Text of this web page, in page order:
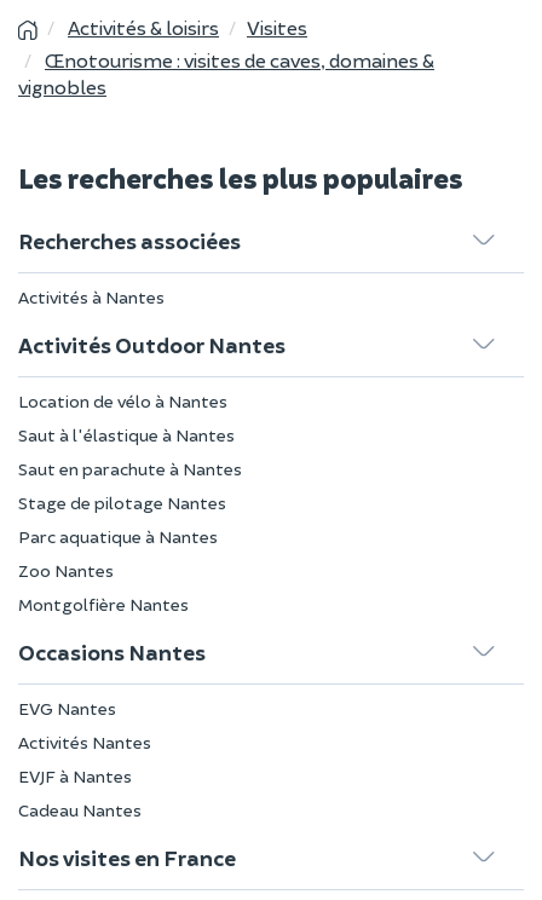
Activités & loisirs
Visites
Œnotourisme : visites de caves, domaines &
vignobles
Les recherches les plus populaires
Recherches associées
Activités à Nantes
Activités Outdoor Nantes
Location de vélo à Nantes
Saut à l'élastique à Nantes
Saut en parachute à Nantes
Stage de pilotage Nantes
Parc aquatique à Nantes
Zoo Nantes
Montgolfière Nantes
Occasions Nantes
EVG Nantes
Activités Nantes
EVJF à Nantes
Cadeau Nantes
Nos visites en France